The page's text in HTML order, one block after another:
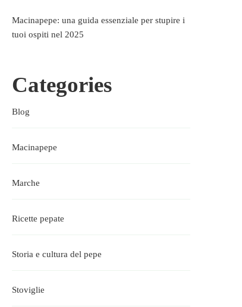
Macinapepe: una guida essenziale per stupire i
tuoi ospiti nel 2025
Categories
Blog
Macinapepe
Marche
Ricette pepate
Storia e cultura del pepe
Stoviglie